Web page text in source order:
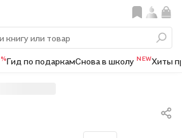
%Гид по подаркамСнова в школу NEWХиты